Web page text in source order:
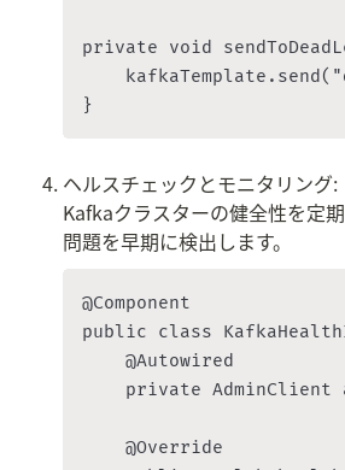
private void
ヘルスチェックとモニタリング:
Kafkaクラスターの健全性を定期
問題を早期に検出します。
@Component
public class
    @Autowired
private AdminClient
    @Override